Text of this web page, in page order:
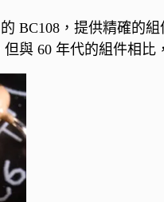
BC108，提供精確的
與 60 年代的組件相